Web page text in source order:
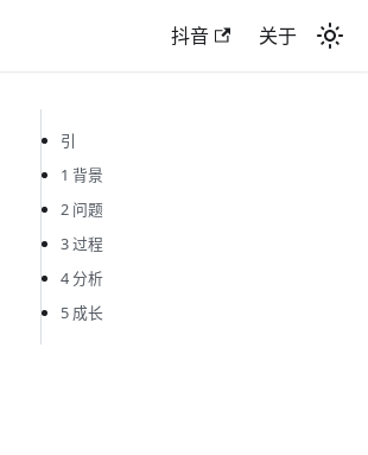
抖音 关于
引
1 背景
2 问题
3 过程
4 分析
5 成长